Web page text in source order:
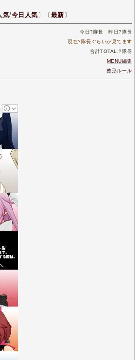
気/今日人気 〕〔 最新 〕
今日?隊長 昨日?隊長
現在?隊長ぐらいが見てます
合計TOTAL.?隊長
MENU編集
整形ルール